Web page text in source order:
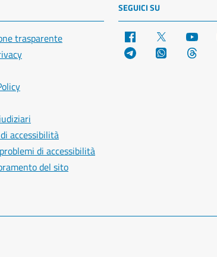
trasparente
accessibilità
di accessibilità
del sito
SEGUICI SU
Facebook
Telegram WhatsApp